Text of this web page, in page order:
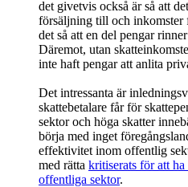
det givetvis också är så att
försäljning till och inkomster
det så att en del pengar
Däremot, utan
inte haft pengar att anlita
Det intressanta är
skattebetalare får för
sektor och höga skatter
börja med inget
effektivitet inom offentlig
med rätta kritiserats för att
offentliga sektor.